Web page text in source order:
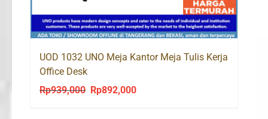
UOD 1032 UNO Meja Kantor Meja Tulis Kerja
Office Desk
Rp939,000
Original
Rp892,000Current